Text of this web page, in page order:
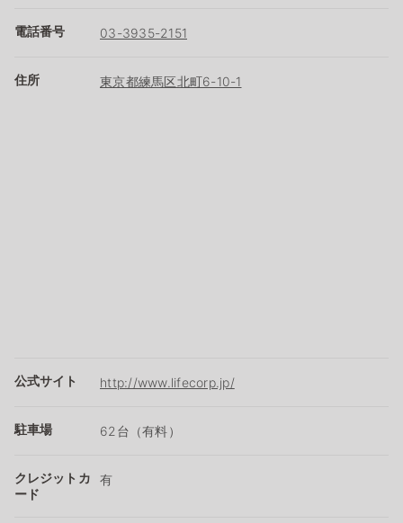
電話番号 03-3935-2151
住所 東京都練馬区北町6-10-1
公式サイト http://www.lifecorp.jp/
駐車場 62台（有料）
クレジットカ
ード
有